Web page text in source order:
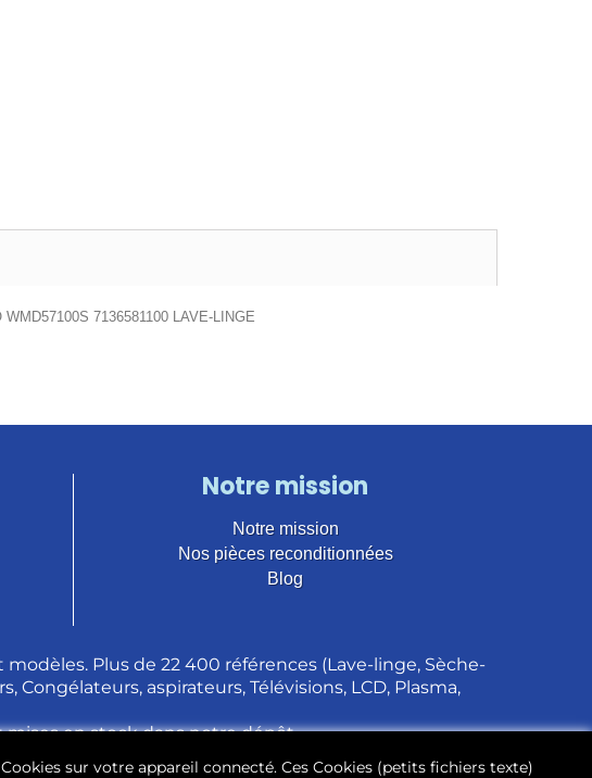
7136581100 LAVE-LINGE
Notre mission
Notre mission
Nos pièces reconditionnées
Blog
Plus de 22 400 références (Lave-linge, Sèche-
Congélateurs, aspirateurs, Télévisions, LCD, Plasma,
mises en stock dans notre dépôt.
sur votre appareil connecté. Ces Cookies (petits fichiers texte)